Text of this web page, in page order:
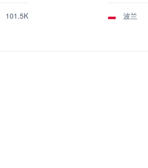
101.5K 波兰